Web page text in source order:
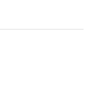
a tempo
agli